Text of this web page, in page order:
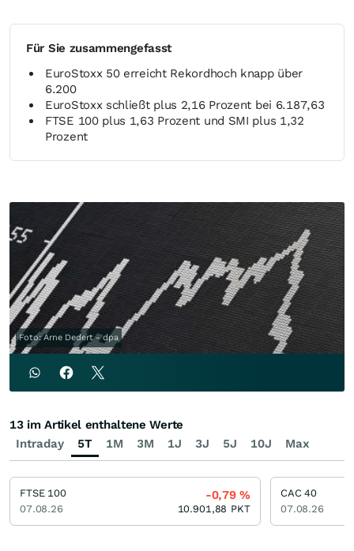
Für Sie zusammengefasst
EuroStoxx 50 erreicht Rekordhoch knapp über
6.200
EuroStoxx schließt plus 2,16 Prozent bei 6.187,63
FTSE 100 plus 1,63 Prozent und SMI plus 1,32
Prozent
Foto: Arne Dedert - dpa
Intraday 5T 1M 3M 1J 3J 5J 10J Max
13 im Artikel enthaltene Werte
FTSE 100
07.08.26
-0,79%
10.901,88 PKT
CAC 40
07.08.26